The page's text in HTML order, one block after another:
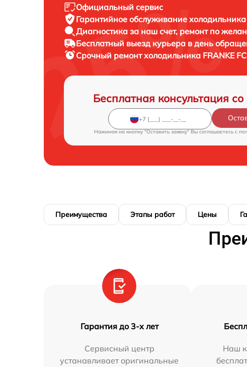
Официальный сервис
Гарантийное обслуживание холодильника
Диагностика за наш счет, ремонт по
Бесплатный выезд курьера в день
Срочный ремонтхолодильника FRANKE
Бесплатная консультация
Нажимая на кнопку "Оставить заявку" Вы соглашаетесь c
Преимущества Этапы работ Цены
Гарантия до 3-х лет
Сервисный центр
устанавливает оригинальные
Наш